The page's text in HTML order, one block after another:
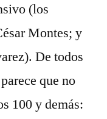
(los
Montes; y
De todos
que no
100 y demás: